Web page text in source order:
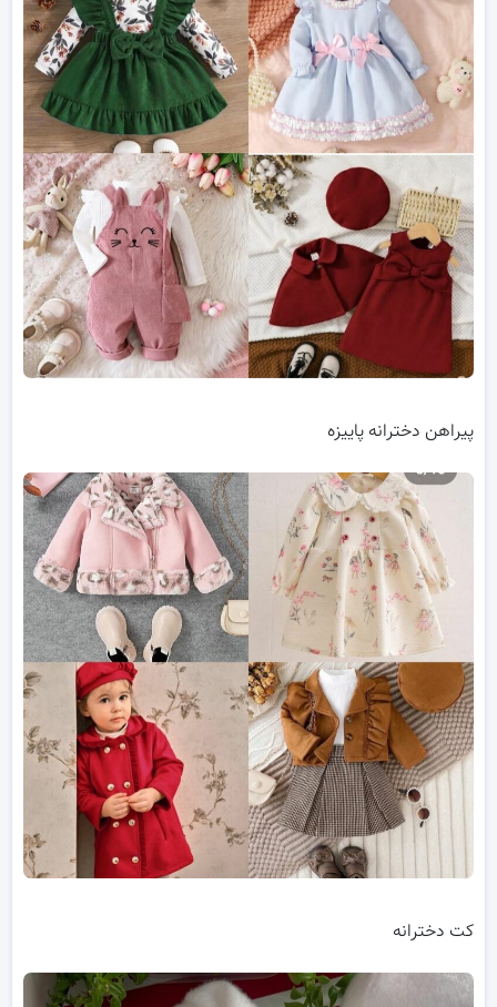
پیراهن دخترانه پاییزه
کت دخترانه